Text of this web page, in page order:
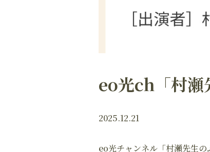
eo光ch「村瀬
2025.12.21
eo光チャンネル「村瀬先生の